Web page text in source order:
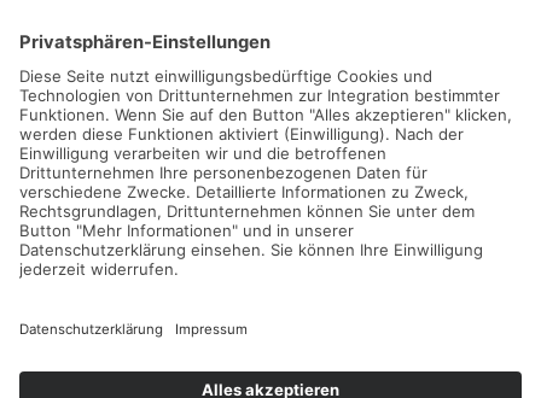
Gefördert durch die
Freie und Hansestadt Hamburg
SUCHT.HAMBURG gGmbH